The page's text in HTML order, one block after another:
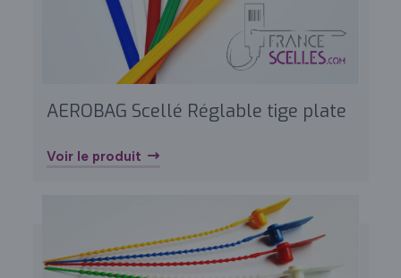
AEROBAG Scellé Réglable tige plate
Voir le produit